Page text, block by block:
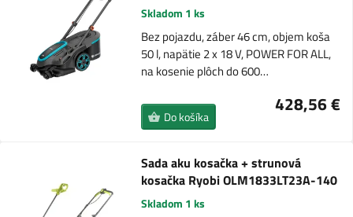
Skladom 1 ks
Bez pojazdu, záber 46 cm, objem koša
50 l, napätie 2 x 18 V, POWER FOR ALL,
na kosenie plôch do 600…
428,56 €
Do košíka
Sada aku kosačka + strunová
kosačka Ryobi OLM1833LT23A-140
Skladom 1 ks